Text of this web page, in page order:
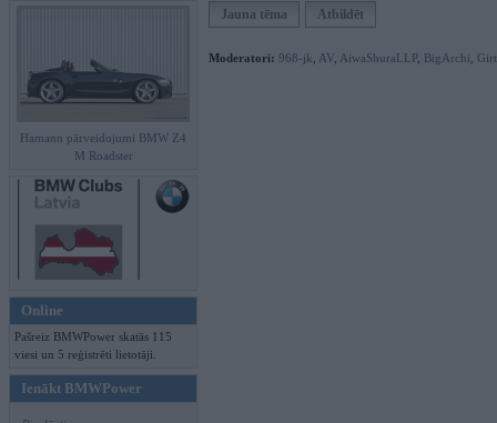
Hamann pārveidojumi BMW Z4
M Roadster
Online
Pašreiz BMWPower skatās 115
viesi un 5 reģistrēti lietotāji.
Ienākt BMWPower
Jauna tēma Atbildēt
Moderatori: 968-jk AV AiwaShuraLLP, BigArchi